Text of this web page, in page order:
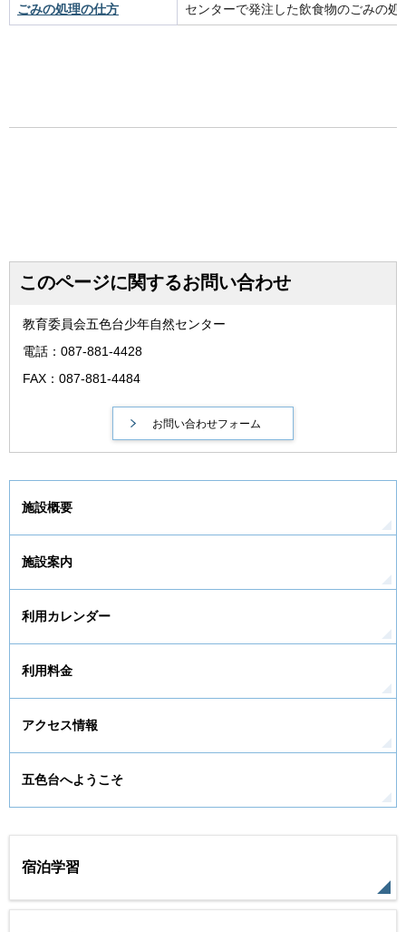
ごみの処理の仕方 センターで発注した飲食物のごみの
このページに関するお問い合わせ
教育委員会五色台少年自然センター
電話：087-881-4428
FAX：087-881-4484
施設概要
施設案内
利用カレンダー
利用料金
アクセス情報
五色台へようこそ
宿泊学習